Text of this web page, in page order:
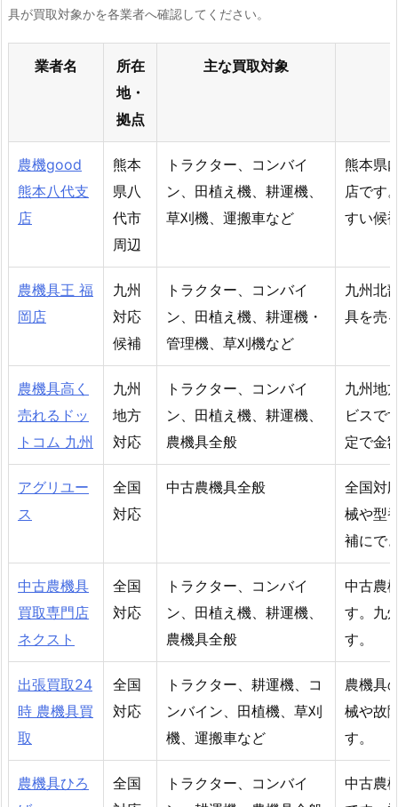
具が買取対象かを各業者へ確認してください。
業者名
所在
地・
拠点
主な買取対象
農機good
熊本八代支
店
熊本
県八
代市
周辺
トラクター、コンバイ
ン、田植え機、耕運機、
草刈機、運搬車など
熊本県
店です
すい候
農機具王 福
岡店
九州
対応
候補
トラクター、コンバイ
ン、田植え機、耕運機・
管理機、草刈機など
九州北
具を売
農機具高く
売れるドッ
トコム 九州
九州
地方
対応
トラクター、コンバイ
ン、田植え機、耕運機、
農機具全般
九州地
ビスで
定で金
アグリユー
ス
全国
対応
中古農機具全般
全国対
械や型
補にで
中古農機具
買取専門店
ネクスト
全国
対応
トラクター、コンバイ
ン、田植え機、耕運機、
農機具全般
中古農
す。九
す。
出張買取24
時 農機具買
取
全国
対応
トラクター、耕運機、コ
ンバイン、田植機、草刈
機、運搬車など
農機具
械や故
す。
農機具ひろ
全国
トラクター、コンバイ
中古農